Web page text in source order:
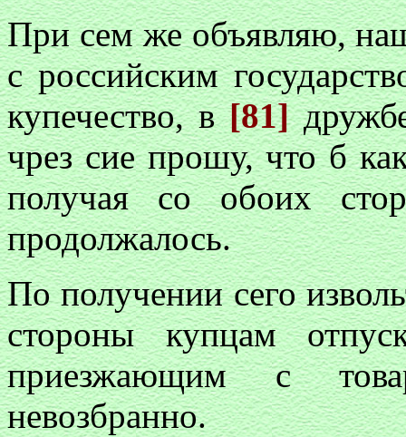
При сем же объявляю,
с российским
купечество, в[81]
чрез сие прошу, что б
получая со обоих
продолжалось.
По получении сего
стороны купцам
приезжающим с
невозбранно.